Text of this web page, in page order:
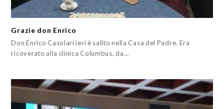
Grazie don Enrico
Don Enrico Casolari ieri è salito nella Casa del Padre. Era
ricoverato alla clinica Columbus, da…